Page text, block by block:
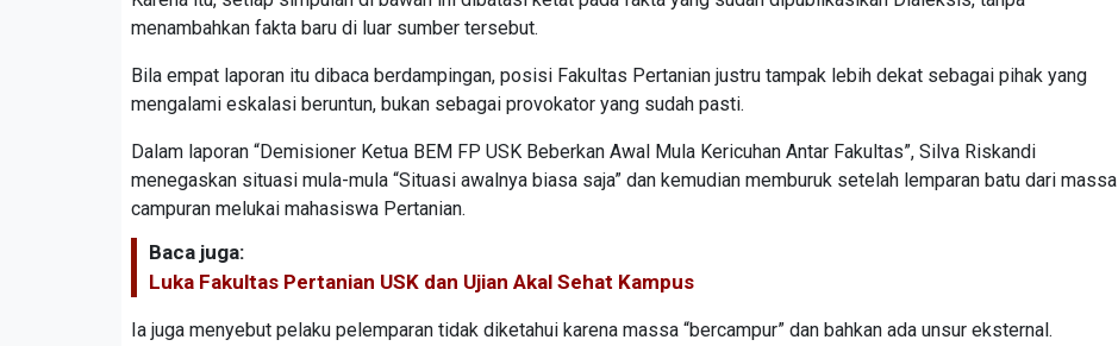
menambahkan fakta baru di luar sumber tersebut.
Bila empat laporan itu dibaca berdampingan, posisi Fakultas Pertanian justru tampak lebih dekat sebagai pihak yang
mengalami eskalasi beruntun, bukan sebagai provokator yang sudah pasti.
Dalam laporan “Demisioner Ketua BEM FP USK Beberkan Awal Mula Kericuhan Antar Fakultas”, Silva Riskandi
menegaskan situasi mula-mula “Situasi awalnya biasa saja” dan kemudian memburuk setelah lemparan batu dari massa
campuran melukai mahasiswa Pertanian.
Baca juga:
Luka Fakultas Pertanian USK dan Ujian Akal Sehat Kampus
Ia juga menyebut pelaku pelemparan tidak diketahui karena massa “bercampur” dan bahkan ada unsur eksternal.